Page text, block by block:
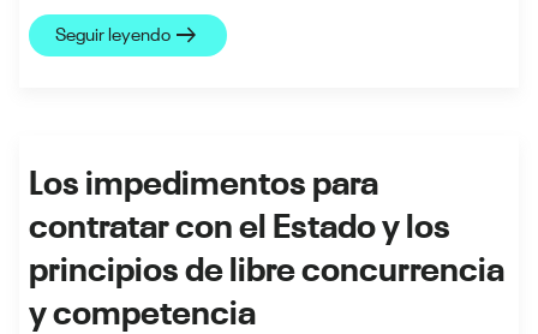
Seguir leyendo arrow_right_alt
Los impedimentos para
contratar con el Estado y los
principios de libre concurrencia
y competencia